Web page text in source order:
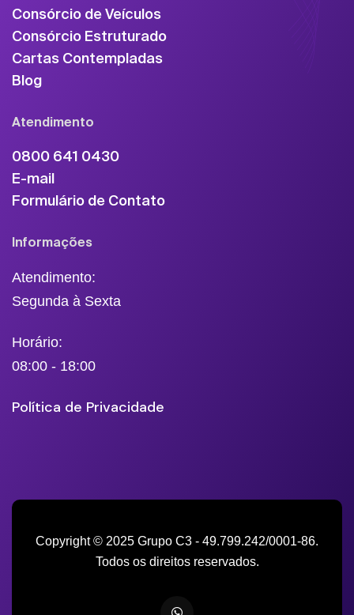
Consórcio de Veículos
Consórcio Estruturado
Cartas Contempladas
Blog
Atendimento
0800 641 0430
E-mail
Formulário de Contato
Informações
Atendimento:
Segunda à Sexta
Horário:
08:00 - 18:00
Política de Privacidade
Copyright © 2025 Grupo C3 - 49.799.242/0001-86.
Todos os direitos reservados.